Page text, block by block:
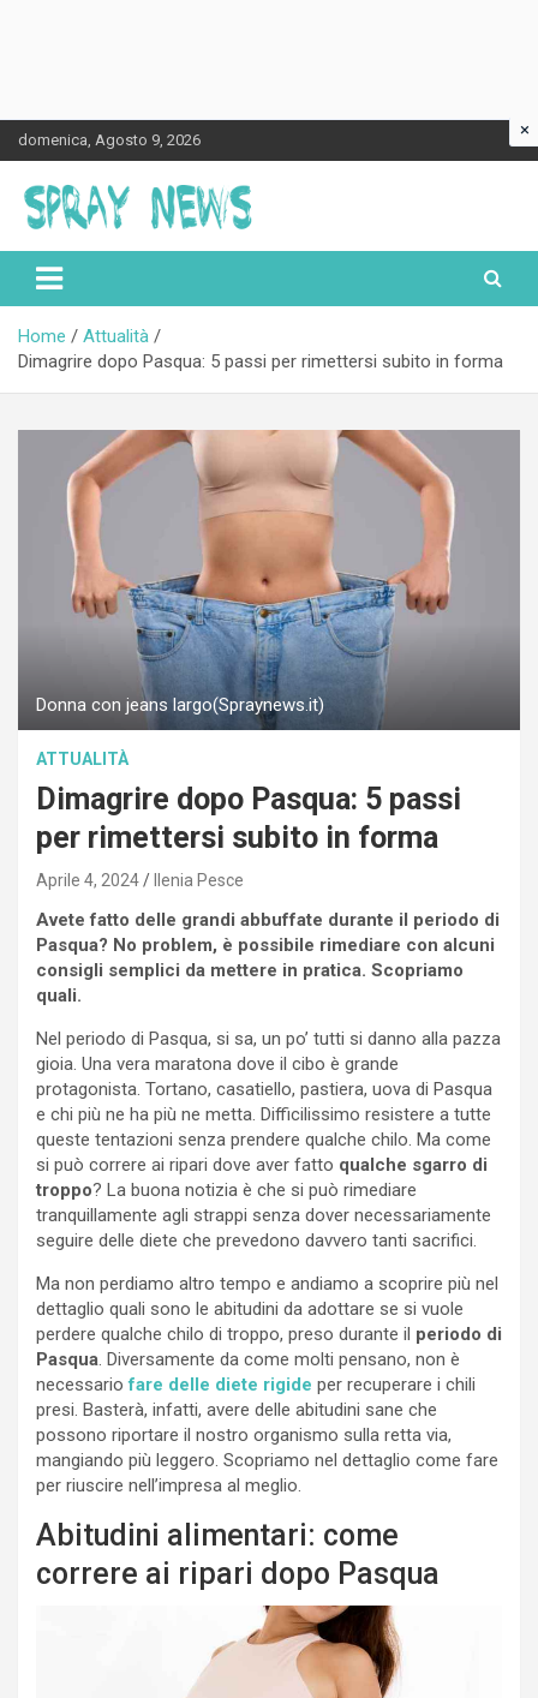
Skip
to
content
domenica, Agosto 9, 2026
Spraynews.it
Home
Attualità
Dimagrire dopo Pasqua: 5 passi per rimettersi subito in forma
Donna con jeans largo(Spraynews.it)
ATTUALITÀ
Dimagrire dopo Pasqua: 5 passi
per rimettersi subito in forma
Aprile 4, 2024 Ilenia Pesce
Avete fatto delle grandi abbuffate durante il periodo di
Pasqua? No problem, è possibile rimediare con alcuni
consigli semplici da mettere in pratica. Scopriamo
quali.
Nel periodo di Pasqua, si sa, un po’ tutti si danno alla pazza
gioia. Una vera maratona dove il cibo è grande
protagonista. Tortano, casatiello, pastiera, uova di Pasqua
e chi più ne ha più ne metta. Difficilissimo resistere a tutte
queste tentazioni senza prendere qualche chilo. Ma come
si può correre ai ripari dove aver fatto qualche sgarro di
troppo? La buona notizia è che si può rimediare
tranquillamente agli strappi senza dover necessariamente
seguire delle diete che prevedono davvero tanti sacrifici.
Ma non perdiamo altro tempo e andiamo a scoprire più nel
dettaglio quali sono le abitudini da adottare se si vuole
perdere qualche chilo di troppo, preso durante il periodo di
Pasqua. Diversamente da come molti pensano, non è
necessario fare delle diete rigide per recuperare i chili
presi. Basterà, infatti, avere delle abitudini sane che
possono riportare il nostro organismo sulla retta via,
mangiando più leggero. Scopriamo nel dettaglio come fare
per riuscire nell’impresa al meglio.
Abitudini alimentari: come
correre ai ripari dopo Pasqua
×